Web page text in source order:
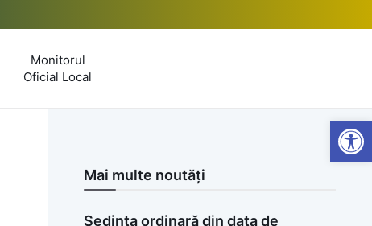
Monitorul
Oficial Local
Mai multe noutăți
Ședința ordinară din data de